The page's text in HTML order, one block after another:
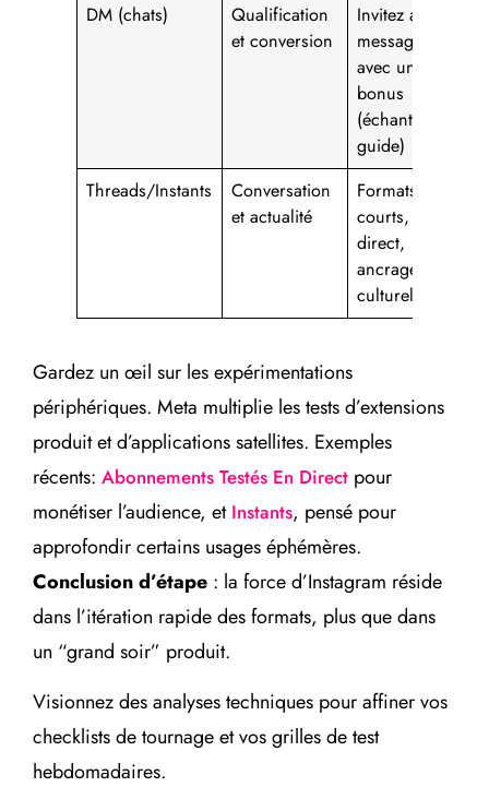
DM (chats)
Qualification
et conversion
Invitez au
message
avec un
bonus
(échantillon,
guide)
Threads/Instants
Conversation
et actualité
Formats
courts, ton
direct,
ancrage
culturel
Gardez un œil sur les expérimentations
périphériques. Meta multiplie les tests d’extensions
produit et d’applications satellites. Exemples
récents: Abonnements Testés En Direct pour
monétiser l’audience, et Instants, pensé pour
approfondir certains usages éphémères.
Conclusion d’étape : la force d’Instagram réside
dans l’itération rapide des formats, plus que dans
un “grand soir” produit.
Visionnez des analyses techniques pour affiner vos
checklists de tournage et vos grilles de test
hebdomadaires.